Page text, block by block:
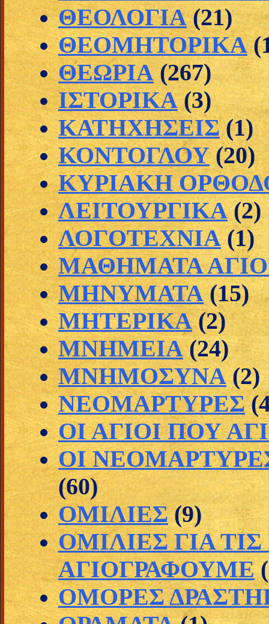
ΘΕΟΛΟΓΙΑ (21)
ΘΕΟΜΗΤΟΡΙΚΑ
ΘΕΩΡΙΑ (267)
ΙΣΤΟΡΙΚΑ (3)
ΚΑΤΗΧΗΣΕΙΣ (1)
ΚΟΝΤΟΓΛΟΥ (20)
ΚΥΡΙΑΚΗ
ΛΕΙΤΟΥΡΓΙΚΑ (2)
ΛΟΓΟΤΕΧΝΙΑ (1)
ΜΑΘΗΜΑΤΑ
ΜΗΝΥΜΑΤΑ (15)
ΜΗΤΕΡΙΚΑ (2)
ΜΝΗΜΕΙΑ (24)
ΜΝΗΜΟΣΥΝΑ (2)
ΝΕΟΜΑΡΤΥΡΕΣ
ΟΙ ΑΓΙΟΙ ΠΟΥ
ΟΙ
(60)
ΟΜΙΛΙΕΣ (9)
ΟΜΙΛΙΕΣ ΓΙΑ
ΑΓΙΟΓΡΑΦΟΥΜΕ
ΟΜΟΡΕΣ